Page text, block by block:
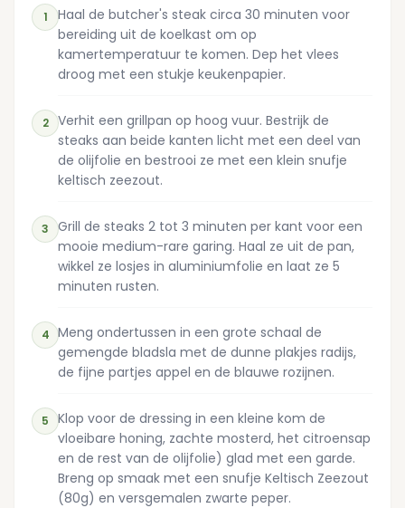
1
Haal de butcher's steak circa 30 minuten voor
bereiding uit de koelkast om op
kamertemperatuur te komen. Dep het vlees
droog met een stukje keukenpapier.
2
Verhit een grillpan op hoog vuur. Bestrijk de
steaks aan beide kanten licht met een deel van
de olijfolie en bestrooi ze met een klein snufje
keltisch zeezout.
3
Grill de steaks 2 tot 3 minuten per kant voor een
mooie medium-rare garing. Haal ze uit de pan,
wikkel ze losjes in aluminiumfolie en laat ze 5
minuten rusten.
4 Meng ondertussen in een grote schaal de
gemengde bladsla met de dunne plakjes radijs,
de fijne partjes appel en de blauwe rozijnen.
5
Klop voor de dressing in een kleine kom de
vloeibare honing, zachte mosterd, het citroensap
en de rest van de olijfolie) glad met een garde.
Breng op smaak met een snufje Keltisch Zeezout
(80g) en versgemalen zwarte peper.